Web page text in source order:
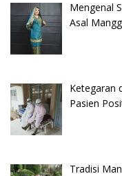
Mengenal
Asal
Ketegaran
Pasien
Tradisi